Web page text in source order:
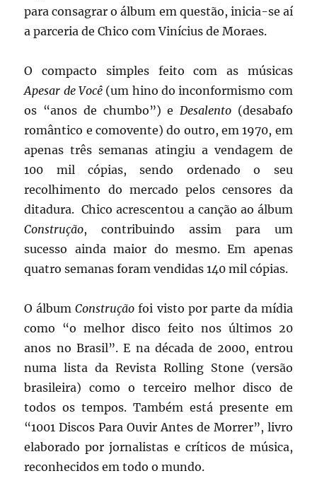
para consagrar o álbum em questão, inicia-se aí
a parceria de Chico com Vinícius de Moraes.
O compacto simples feito com as músicas
Apesar de Você (um hino do inconformismo com
os “anos de chumbo”) e Desalento (desabafo
romântico e comovente) do outro, em 1970, em
apenas três semanas atingiu a vendagem de
100 mil cópias, sendo ordenado o seu
recolhimento do mercado pelos censores da
ditadura. Chico acrescentou a canção ao álbum
Construção, contribuindo assim para um
sucesso ainda maior do mesmo. Em apenas
quatro semanas foram vendidas 140 mil cópias.
O álbumConstrução foi visto por parte da mídia
como “o melhor disco feito nos últimos 20
anos no Brasil”. E na década de 2000, entrou
numa lista da Revista Rolling Stone (versão
brasileira) como o terceiro melhor disco de
todos os tempos. Também está presente em
“1001 Discos Para Ouvir Antes de Morrer”, livro
elaborado por jornalistas e críticos de música,
reconhecidos em todo o mundo.